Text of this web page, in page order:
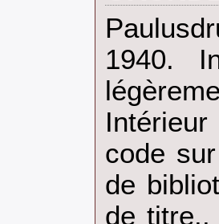
1940.
code
de
de